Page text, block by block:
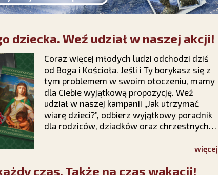
dziecka. Weź udział w naszej akcji!
Coraz więcej młodych ludzi odchodzi dziś
od Boga i Kościoła. Jeśli i Ty borykasz się z
tym problemem w swoim otoczeniu, mamy
dla Ciebie wyjątkową propozycję. Weź
udział w naszej kampanii „Jak utrzymać
wiarę dzieci?”, odbierz wyjątkowy poradnik
dla rodziców, dziadków oraz chrzestnych i
wierze, modlić się o ich nawrócenie i niewięcej
czas. Także na czas wakacji!